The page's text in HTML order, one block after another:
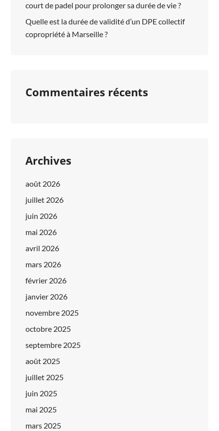
court de padel pour prolonger sa durée de vie ?
Quelle est la durée de validité d’un DPE collectif
copropriété à Marseille ?
Commentaires récents
Archives
août 2026
juillet 2026
juin 2026
mai 2026
avril 2026
mars 2026
février 2026
janvier 2026
novembre 2025
octobre 2025
septembre 2025
août 2025
juillet 2025
juin 2025
mai 2025
mars 2025